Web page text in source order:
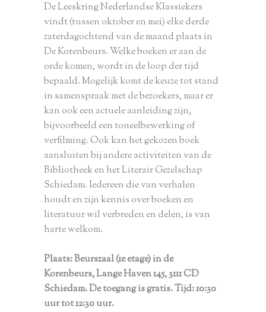
De Leeskring Nederlandse Klassiekers
vindt (tussen oktober en mei) elke derde
zaterdagochtend van de maand plaats in
De Korenbeurs. Welke boeken er aan de
orde komen, wordt in de loop der tijd
bepaald. Mogelijk komt de keuze tot stand
in samenspraak met de bezoekers, maar er
kan ook een actuele aanleiding zijn,
bijvoorbeeld een toneelbewerking of
verfilming. Ook kan het gekozen boek
aansluiten bij andere activiteiten van de
Bibliotheek en het Literair Gezelschap
Schiedam. Iedereen die van verhalen
houdt en zijn kennis over boeken en
literatuur wil verbreden en delen, is van
harte welkom.
Plaats: Beurszaal (1e etage) in de
Korenbeurs, Lange Haven 145, 3111 CD
Schiedam. De toegang is gratis. Tijd: 10:30
uur tot 12:30 uur.